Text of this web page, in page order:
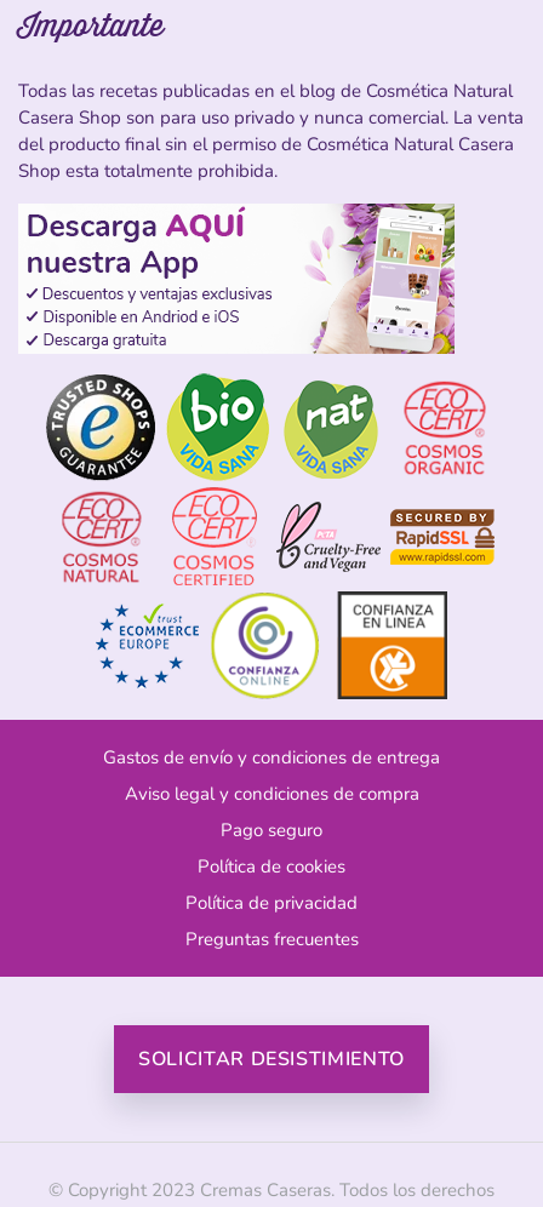
Importante
Todas las recetas publicadas en el blog de Cosmética Natural
Casera Shop son para uso privado y nunca comercial. La venta
del producto final sin el permiso de Cosmética Natural Casera
Shop esta totalmente prohibida.
Gastos de envío y condiciones de entrega
Aviso legal y condiciones de compra
Pago seguro
Política de cookies
Política de privacidad
Preguntas frecuentes
SOLICITAR DESISTIMIENTO
© Copyright 2023 Cremas Caseras. Todos los derechos